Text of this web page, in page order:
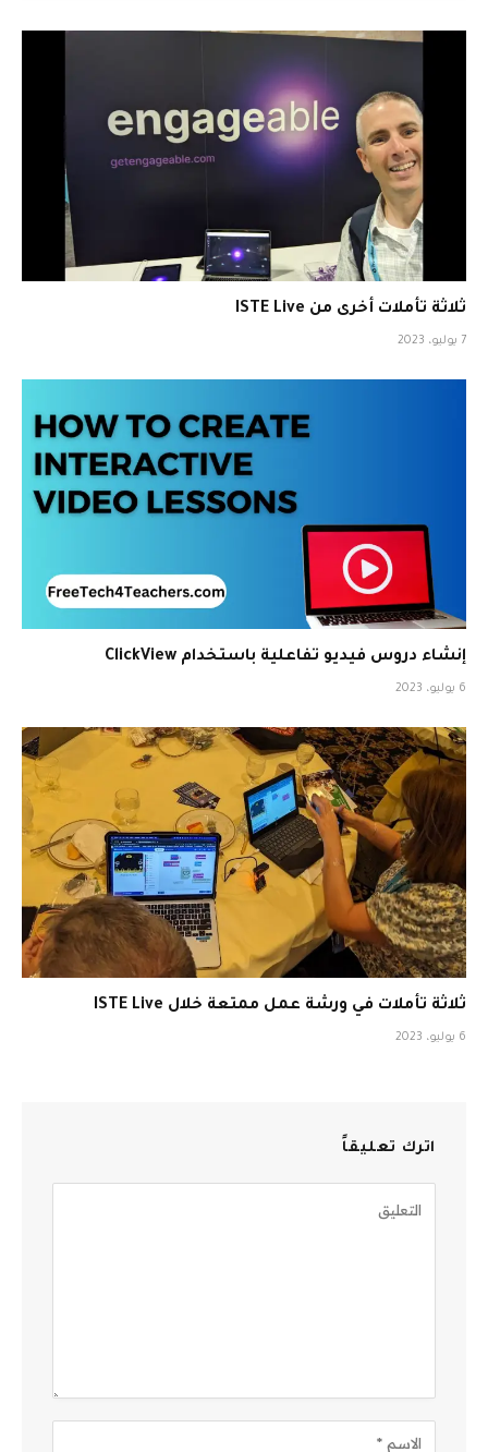
ثلاثة تأملات أخرى من ISTE Live
7 يوليو، 2023
إنشاء دروس فيديو تفاعلية باستخدام ClickView
6 يوليو، 2023
ثلاثة تأملات في ورشة عمل ممتعة خلال ISTE Live
6 يوليو، 2023
اترك تعليقاً